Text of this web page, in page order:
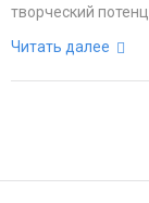
творческий
Читать далее